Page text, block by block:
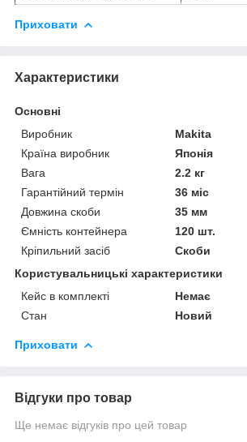
Приховати
Характеристики
Основні
Виробник
Makita
Країна виробник
Японія
Вага
2.2 кг
Гарантійний термін
36 міс
Довжина скоби
35 мм
Ємність контейнера
120 шт.
Кріпильний засіб
Скоби
Користувальницькі характеристики
Кейс в комплекті
Немає
Стан
Новий
Приховати
Відгуки про товар
Ще немає відгуків про цей товар